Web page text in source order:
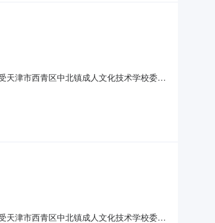
天津市西青区中北镇成人文化技术学校委
2020-ZP-0125二、中标(或成交)信息
天津市西青区中北镇成人文化技术学校委